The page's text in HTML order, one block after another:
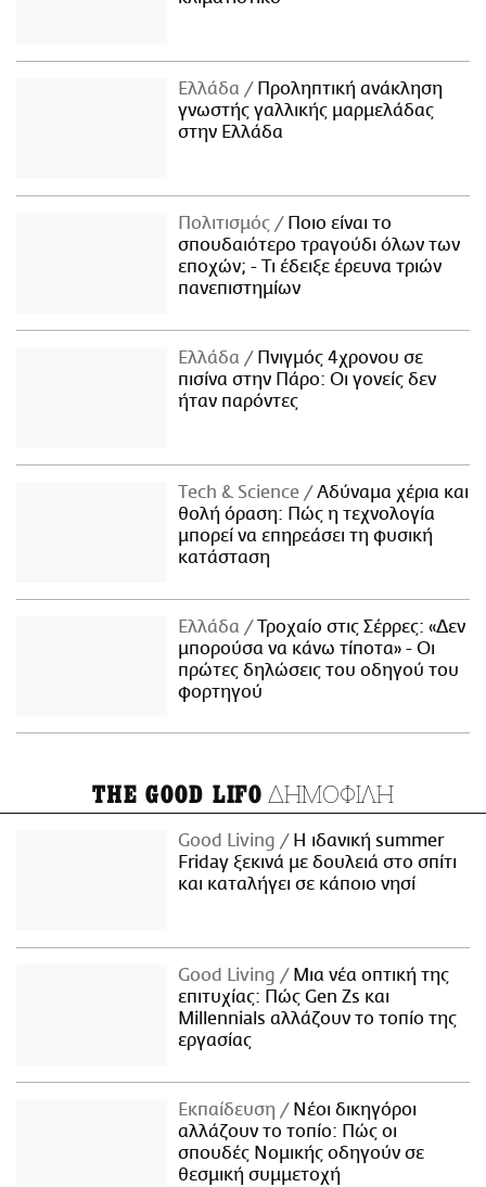
Ελλάδα
Προληπτική ανάκληση
γνωστής γαλλικής μαρμελάδας
στην Ελλάδα
Πολιτισμός
Ποιο είναι το
σπουδαιότερο τραγούδι όλων των
εποχών; - Τι έδειξε έρευνα τριών
πανεπιστημίων
Ελλάδα
Πνιγμός 4χρονου σε
πισίνα στην Πάρο: Οι γονείς δεν
ήταν παρόντες
Τech & Science
Αδύναμα χέρια και
θολή όραση: Πώς η τεχνολογία
μπορεί να επηρεάσει τη φυσική
κατάσταση
Ελλάδα
Τροχαίο στις Σέρρες: «Δεν
μπορούσα να κάνω τίποτα» - Οι
πρώτες δηλώσεις του οδηγού του
φορτηγού
THE GOOD LIFO ΔΗΜΟΦΙΛΗ
Good Living
Η ιδανική summer
Friday ξεκινά με δουλειά στο σπίτι
και καταλήγει σε κάποιο νησί
Good Living
Μια νέα οπτική της
επιτυχίας: Πώς Gen Zs και
Millennials αλλάζουν το τοπίο της
εργασίας
Εκπαίδευση
Νέοι δικηγόροι
αλλάζουν το τοπίο: Πώς οι
σπουδές Νομικής οδηγούν σε
θεσμική συμμετοχή